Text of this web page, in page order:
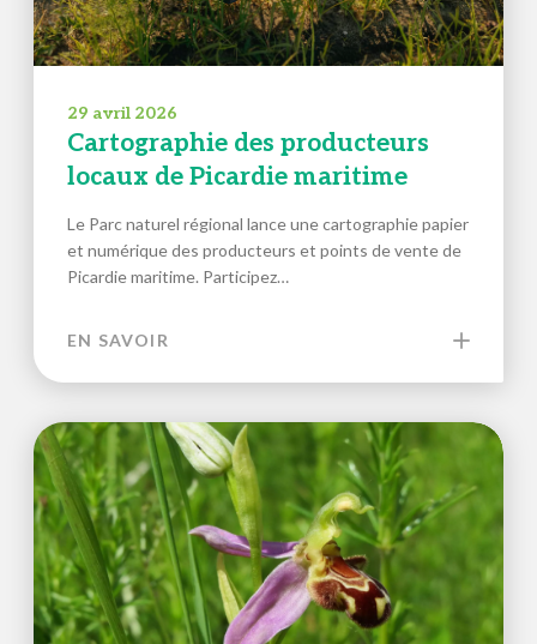
29 avril 2026
Cartographie des producteurs
locaux de Picardie maritime
Le Parc naturel régional lance une cartographie papier
et numérique des producteurs et points de vente de
Picardie maritime. Participez…
EN SAVOIR